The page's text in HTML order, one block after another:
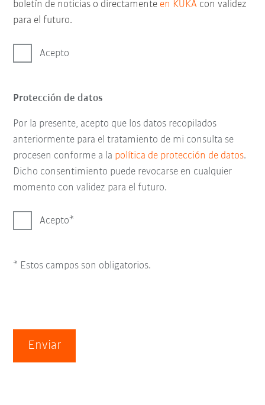
boletín de noticias o directamente en KUKA con validez
para el futuro.
Acepto
Protección de datos
Por la presente, acepto que los datos recopilados
anteriormente para el tratamiento de mi consulta se
procesen conforme a la política de protección de datos.
Dicho consentimiento puede revocarse en cualquier
momento con validez para el futuro.
Acepto
* Estos campos son obligatorios.
Enviar